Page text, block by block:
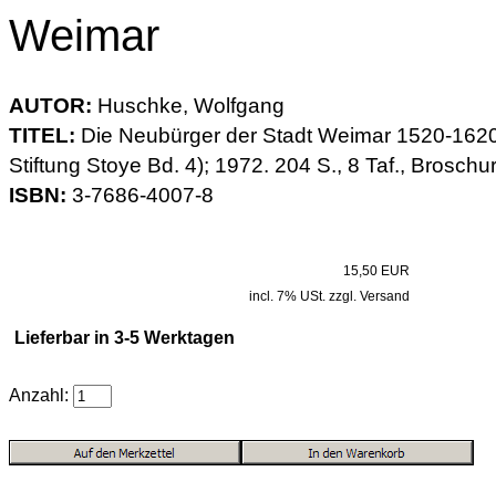
Weimar
AUTOR: Huschke, Wolfgang
TITEL: Die Neubürger der Stadt Weimar 1520-
Stiftung Stoye Bd. 4); 1972. 204 S., 8 Taf., Broschur
ISBN: 3-7686-4007-8
15,50 EUR
incl. 7% USt. zzgl. Versand
Lieferbar in 3-5 Werktagen
Anzahl: